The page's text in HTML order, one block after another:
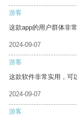
游客
这款app的用户群体非
2024-09-07
游客
这款软件非常实用，可
2024-09-07
游客